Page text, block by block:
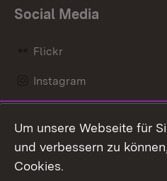
Social Media
Flickr
Instagram
Mastodon
Messenger
Um unsere Webseite für
und verbessern zu
Cookies.